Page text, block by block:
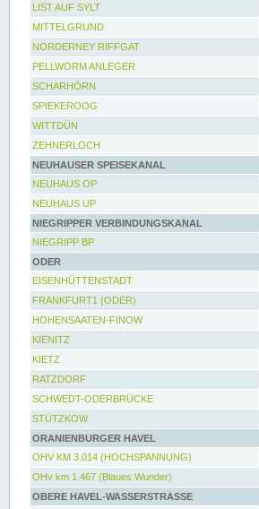
LIST AUF SYLT
MITTELGRUND
NORDERNEY RIFFGAT
PELLWORM ANLEGER
SCHARHÖRN
SPIEKEROOG
WITTDÜN
ZEHNERLOCH
NEUHAUSER SPEISEKANAL
NEUHAUS OP
NEUHAUS UP
NIEGRIPPER VERBINDUNGSKANAL
NIEGRIPP BP
ODER
EISENHÜTTENSTADT
FRANKFURT1 (ODER)
HOHENSAATEN-FINOW
KIENITZ
KIETZ
RATZDORF
SCHWEDT-ODERBRÜCKE
STÜTZKOW
ORANIENBURGER HAVEL
OHV KM 3.014 (HOCHSPANNUNG)
OHv km 1.467 (Blaues Wunder)
OBERE HAVEL-WASSERSTRASSE